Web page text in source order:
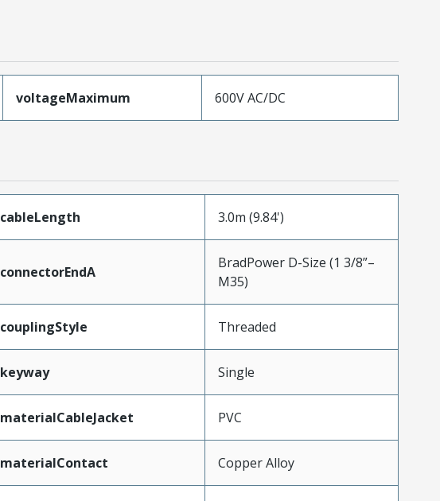
voltageMaximum 600V AC/DC
cableLength 3.0m (9.84')
connectorEndA
BradPower D-Size (1 3/8”–
M35)
couplingStyle Threaded
keyway Single
materialCableJacket PVC
materialContact Copper Alloy